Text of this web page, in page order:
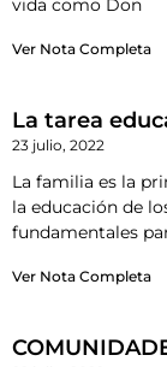
vida como Don
Ver Nota Completa
La tarea
23 julio, 2022
La familia es la
la educación de
fundamentales
Ver Nota Completa